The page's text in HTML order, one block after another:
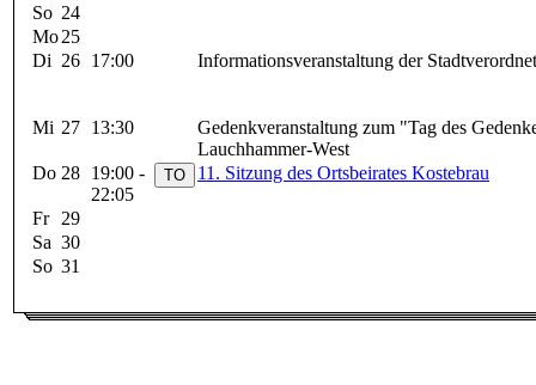
So 24
Mo25
Di 26 17:00 Informationsveranstaltung der
Mi 27 13:30
Gedenkveranstaltung zum "Tag des
Lauchhammer-West
Do 28 19:00 -
22:05
11. Sitzung des Ortsbeirates Kostebrau
Fr
29
Sa 30
So 31